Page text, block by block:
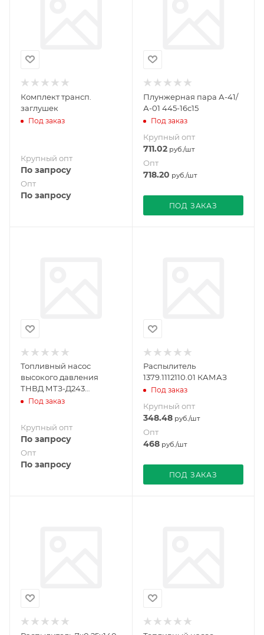
Комплект трансп.
заглушек
Под заказ
Крупный опт
По запросу
Опт
По запросу
Плунжерная пара А-41/
А-01 445-16с15
Под заказ
Крупный опт
711.02руб. /шт
Опт
718.20 руб. /шт
ПОД ЗАКАЗ
Топливный насос
высокого давления
ТНВД МТЗ-Д243
т.4УТНМ-1111005-20
Под заказ
Крупный опт
По запросу
Опт
По запросу
Распылитель
1379.1112110.01 КАМАЗ
Под заказ
Крупный опт
348.48руб./шт
Опт
468руб./шт
ПОД ЗАКАЗ